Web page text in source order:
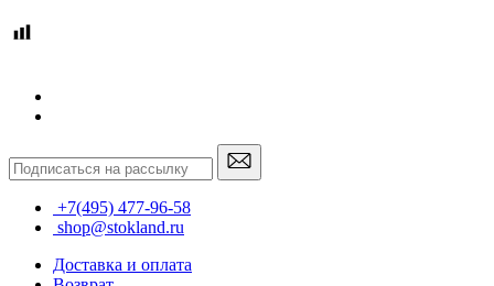
+7(495) 477-96-58
shop@stokland.ru
Доставка и оплата